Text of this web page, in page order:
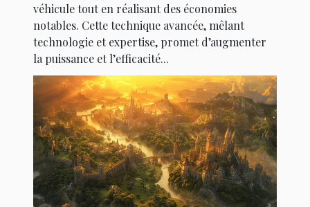
véhicule tout en réalisant des économies
notables. Cette technique avancée, mêlant
technologie et expertise, promet d’augmenter
la puissance et l’efficacité...